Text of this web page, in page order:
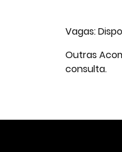
Vagas:
Outras
consulta.